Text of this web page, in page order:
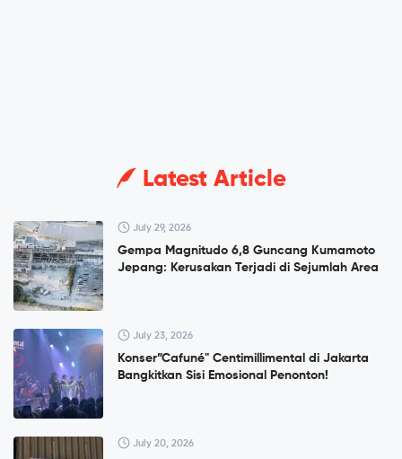
Latest Article
July 29, 2026
Gempa Magnitudo 6,8 Guncang Kumamoto
Jepang: Kerusakan Terjadi di Sejumlah Area
July 23, 2026
Konser”Cafuné" Centimillimental di Jakarta
Bangkitkan Sisi Emosional Penonton!
July 20, 2026